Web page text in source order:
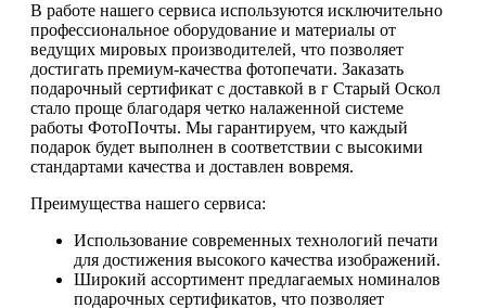
В работе нашего сервиса используются исключительно
профессиональное оборудование и материалы от
ведущих мировых производителей, что позволяет
достигать премиум-качества фотопечати. Заказать
подарочный сертификат с доставкой в г Старый Оскол
стало проще благодаря четко налаженной системе
работы ФотоПочты. Мы гарантируем, что каждый
подарок будет выполнен в соответствии с высокими
стандартами качества и доставлен вовремя.
Преимущества нашего сервиса:
Использование современных технологий печати
для достижения высокого качества изображений.
Широкий ассортимент предлагаемых номиналов
подарочных сертификатов, что позволяет